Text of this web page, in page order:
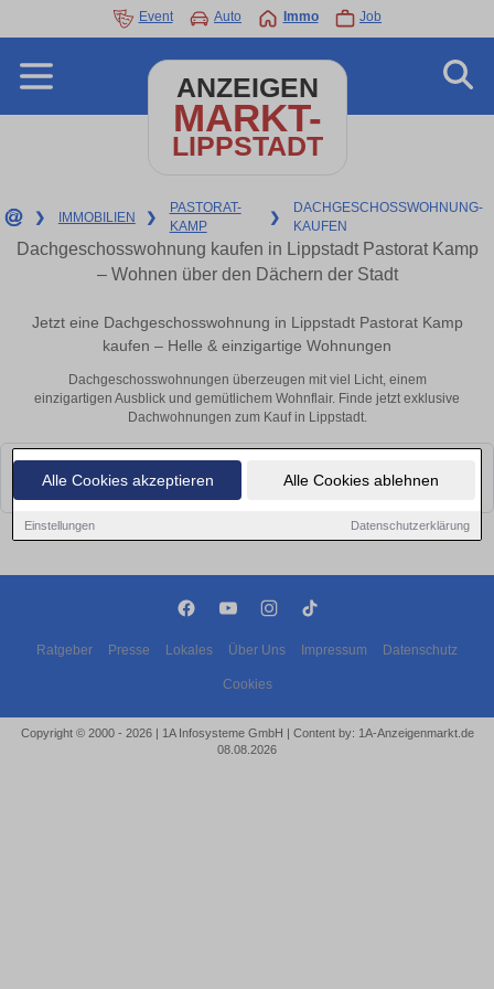
Alle Cookies akzeptieren Alle Cookies ablehnen
Einstellungen Datenschutzerklärung
Event Auto Immo Job
ANZEIGEN
MARKT-
LIPPSTADT
❯ IMMOBILIEN ❯
PASTORAT-
KAMP
❯
DACHGESCHOSSWOHNUNG-
KAUFEN
Dachgeschosswohnung kaufen in Lippstadt Pastorat Kamp
– Wohnen über den Dächern der Stadt
Jetzt eine Dachgeschosswohnung in Lippstadt Pastorat Kamp
kaufen – Helle & einzigartige Wohnungen
Dachgeschosswohnungen überzeugen mit viel Licht, einem
einzigartigen Ausblick und gemütlichem Wohnflair. Finde jetzt exklusive
Dachwohnungen zum Kauf in Lippstadt.
Leider konnten wir derzeit keine passenden Objekte finden. Schauen Sie
bald wieder vorbei!
Ratgeber Presse Lokales Über Uns Impressum Datenschutz
Cookies
Copyright © 2000 - 2026 | 1A Infosysteme GmbH | Content by: 1A-Anzeigenmarkt.de
08.08.2026